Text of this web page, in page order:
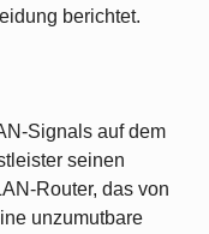
berichtet.
Signals auf dem
seinen
Router, das von
unzumutbare